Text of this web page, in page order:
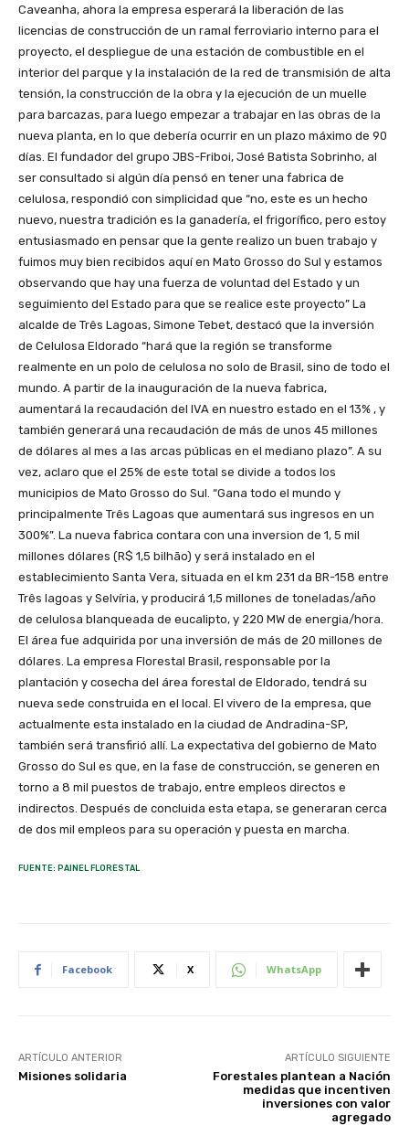
Caveanha, ahora la empresa esperará la liberación de las
licencias de construcción de un ramal ferroviario interno para el
proyecto, el despliegue de una estación de combustible en el
interior del parque y la instalación de la red de transmisión de alta
tensión, la construcción de la obra y la ejecución de un muelle
para barcazas, para luego empezar a trabajar en las obras de la
nueva planta, en lo que debería ocurrir en un plazo máximo de 90
días. El fundador del grupo JBS-Friboi, José Batista Sobrinho, al
ser consultado si algún día pensó en tener una fabrica de
celulosa, respondió con simplicidad que “no, este es un hecho
nuevo, nuestra tradición es la ganadería, el frigorífico, pero estoy
entusiasmado en pensar que la gente realizo un buen trabajo y
fuimos muy bien recibidos aquí en Mato Grosso do Sul y estamos
observando que hay una fuerza de voluntad del Estado y un
seguimiento del Estado para que se realice este proyecto” La
alcalde de Três Lagoas, Simone Tebet, destacó que la inversión
de Celulosa Eldorado “hará que la región se transforme
realmente en un polo de celulosa no solo de Brasil, sino de todo el
mundo. A partir de la inauguración de la nueva fabrica,
aumentará la recaudación del IVA en nuestro estado en el 13% , y
también generará una recaudación de más de unos 45 millones
de dólares al mes a las arcas públicas en el mediano plazo”. A su
vez, aclaro que el 25% de este total se divide a todos los
municipios de Mato Grosso do Sul. “Gana todo el mundo y
principalmente Três Lagoas que aumentará sus ingresos en un
300%”. La nueva fabrica contara con una inversion de 1, 5 mil
millones dólares (R$ 1,5 bilhão) y será instalado en el
establecimiento Santa Vera, situada en el km 231 da BR-158 entre
Três lagoas y Selvíria, y producirá 1,5 millones de toneladas/año
de celulosa blanqueada de eucalipto, y 220 MW de energia/hora.
El área fue adquirida por una inversión de más de 20 millones de
dólares. La empresa Florestal Brasil, responsable por la
plantación y cosecha del área forestal de Eldorado, tendrá su
nueva sede construida en el local. El vivero de la empresa, que
actualmente esta instalado en la ciudad de Andradina-SP,
también será transfirió allí. La expectativa del gobierno de Mato
Grosso do Sul es que, en la fase de construcción, se generen en
torno a 8 mil puestos de trabajo, entre empleos directos e
indirectos. Después de concluida esta etapa, se generaran cerca
de dos mil empleos para su operación y puesta en marcha.
FUENTE: PAINEL FLORESTAL
Facebook X WhatsApp
ARTÍCULO ANTERIOR
Misiones solidaria
ARTÍCULO SIGUIENTE
Forestales plantean a Nación
medidas que incentiven
inversiones con valor
agregado